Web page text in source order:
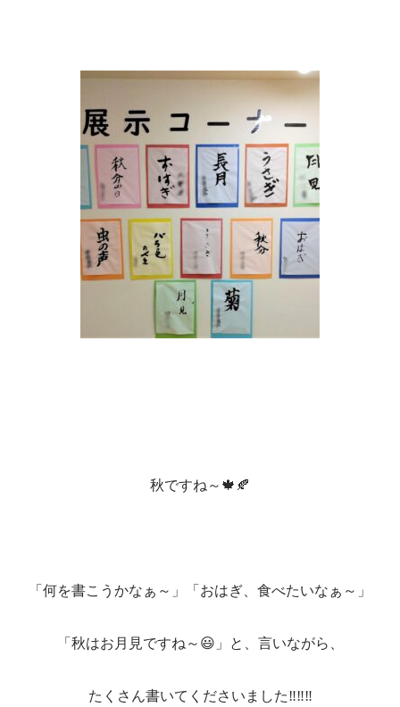
秋ですね～🍁🍂
「何を書こうかなぁ～」「おはぎ、食べたいなぁ～」
「秋はお月見ですね～😃」と、言いながら、
たくさん書いてくださいました‼‼‼